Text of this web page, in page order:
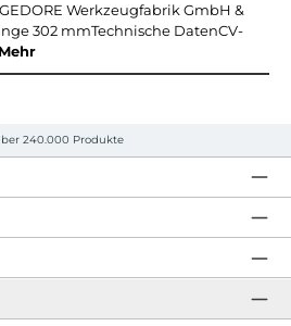
Werkzeugfabrik GmbH &
302 mmTechnische DatenCV-
Mehr
240.000 Produkte